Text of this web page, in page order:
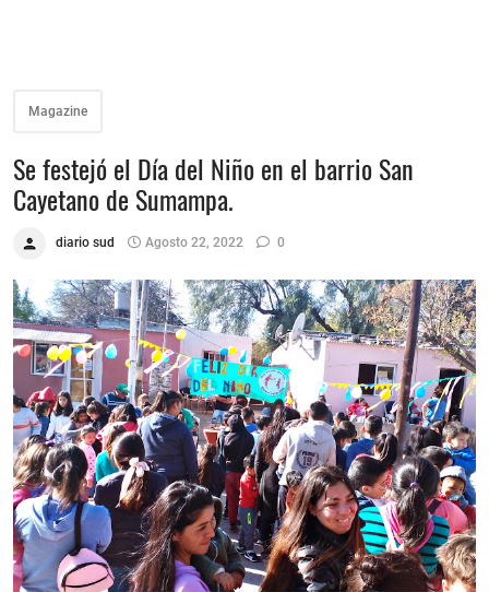
Magazine
Se festejó el Día del Niño en el barrio San
Cayetano de Sumampa.
diario sud Agosto 22, 2022 0